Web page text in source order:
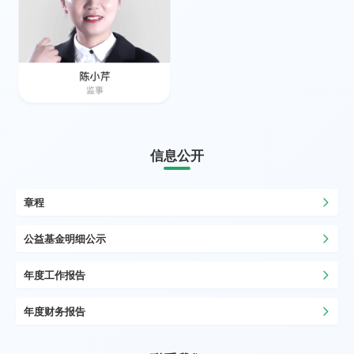
信息公开
章程
公益基金明细公示
年度工作报告
年度财务报告